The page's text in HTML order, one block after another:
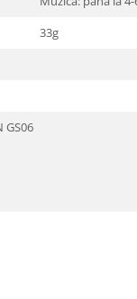
33g
GS06